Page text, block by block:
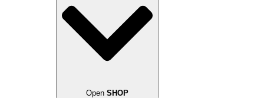
Open SHOP